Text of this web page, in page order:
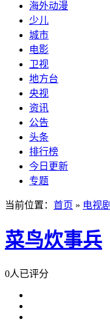
海外动漫
少儿
城市
电影
卫视
地方台
央视
资讯
公告
头条
排行榜
今日更新
专题
当前位置： 首页 » 电视剧
菜鸟炊事兵
0人已评分